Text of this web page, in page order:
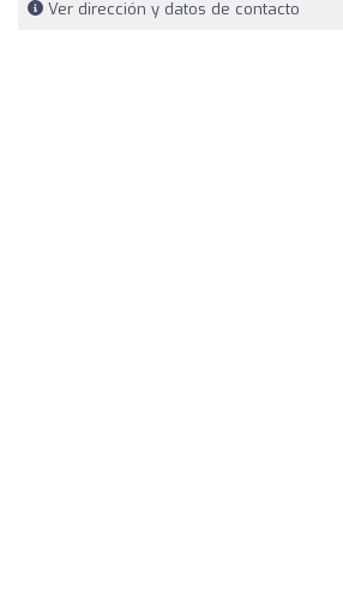
Ver dirección y datos de contacto